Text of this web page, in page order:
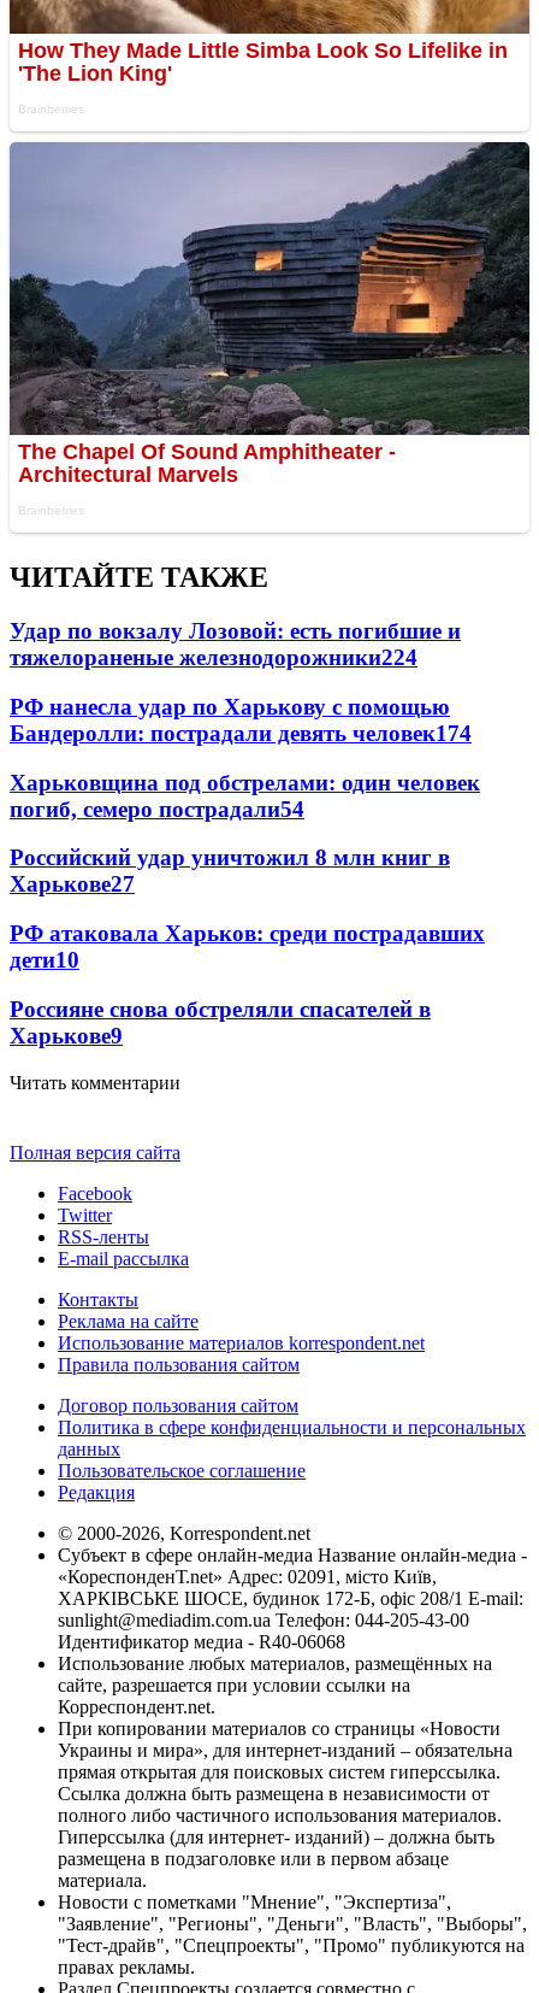
ЧИТАЙТЕ ТАКЖЕ
Удар по вокзалу Лозовой: есть погибшие и
тяжелораненые железнодорожники224
РФ нанесла удар по Харькову с помощью
Бандеролли: пострадали девять человек174
Харьковщина под обстрелами: один человек
погиб, семеро пострадали54
Российский удар уничтожил 8 млн книг в
Харькове27
РФ атаковала Харьков: среди пострадавших
дети10
Россияне снова обстреляли спасателей в
Харькове9
Читать комментарии
Полная версия сайта
Facebook
Twitter
RSS-ленты
E-mail рассылка
Контакты
Реклама на сайте
Использование материалов korrespondent.net
Правила пользования сайтом
Договор пользования сайтом
Политика в сфере конфиденциальности и персональных
данных
Пользовательское соглашение
Редакция
© 2000-2026, Korrespondent.net
Субъект в сфере онлайн-медиа Название онлайн-медиа -
«КореспонденТ.net» Адрес: 02091, місто Київ,
ХАРКІВСЬКЕ ШОСЕ, будинок 172-Б, офіс 208/1 E-mail:
sunlight@mediadim.com.ua Телефон: 044-205-43-00
Идентификатор медиа - R40-06068
Использование любых материалов, размещённых на
сайте, разрешается при условии ссылки на
Корреспондент.net.
При копировании материалов со страницы «Новости
Украины и мира», для интернет-изданий – обязательна
прямая открытая для поисковых систем гиперссылка.
Ссылка должна быть размещена в независимости от
полного либо частичного использования материалов.
Гиперссылка (для интернет- изданий) – должна быть
размещена в подзаголовке или в первом абзаце
материала.
Новости с пометками "Мнение", "Экспертиза",
"Заявление", "Регионы", "Деньги", "Власть", "Выборы",
"Тест-драйв", "Спецпроекты", "Промо" публикуются на
правах рекламы.
Раздел Спецпроекты создается совместно с